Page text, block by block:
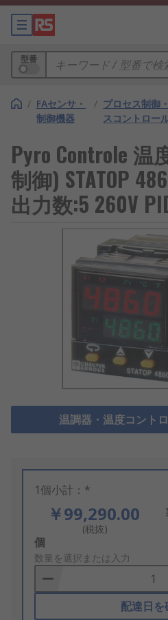
型番
/ FAセンサ・
制御機器
/ プロセス制御
スコントロー
Pyro Controle 温
制御) STATOP
出力数:5 260V
温調器・温度コント
1個小計：*
￥99,290.00
(税抜)
Add
to
Basket
個
数量を選択または入力
配達日を